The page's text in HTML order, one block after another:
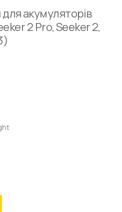
акумуляторів
2 Pro, Seeker 2,